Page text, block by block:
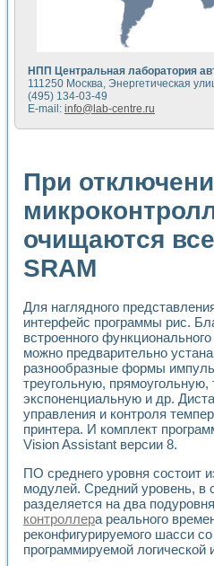
Виртуальный прибор
Исследование
Исследование
Метод
Недорогая система
Применение
Расчет переноса
Применение NI
Управление
Определение
Система управления
Автоматизированный
Установка для
Исследование
Лабораторный
Микрозондовая
Метод траекторий в
Промышленная
Автоматизация
Использование
Исследование
Применение LabVIEW
Разработка
Система блокировок,
Система сбора
НПП Центральная лаборатория
111250 Москва, Энергетическая
(495) 134-03-49
E-mail: info@lab-centre.ru
При
очищаются
SRAM
Для наглядного
интерфейс программы рис.
встроенного
можно предварительно
разнообразные формы
треугольную,
экспоненциальную и др.
управления и контроля
принтера. И комплект
Vision Assistant версии 8.
ПО среднего уровня состоит
модулей. Средний уровень, в
разделяется на два
контроллера реального
реконфигурируемого шасси
программируемой логической